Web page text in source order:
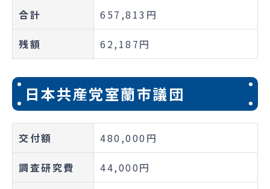
合計 657,813円
残額 62,187円
日本共産党室蘭市議団
交付額 480,000円
調査研究費 44,000円